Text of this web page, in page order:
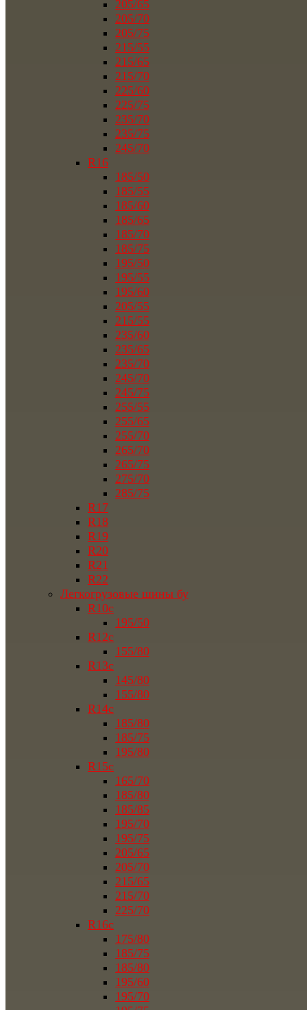
205/65
205/70
205/75
215/55
215/65
215/70
225/60
225/75
235/70
235/75
245/70
R16
185/50
185/55
185/60
185/65
185/70
185/75
195/50
195/55
195/60
205/55
215/55
235/60
235/65
235/70
245/70
245/75
255/55
255/65
255/70
265/70
265/75
275/70
285/75
R17
R18
R19
R20
R21
R22
Легкогрузовые шины бу
R10c
195/50
R12c
155/80
R13c
145/80
155/80
R14c
185/80
185/75
195/80
R15c
165/70
185/80
185/85
195/70
195/75
205/65
205/70
215/65
215/70
225/70
R16c
175/80
185/75
185/80
195/60
195/70